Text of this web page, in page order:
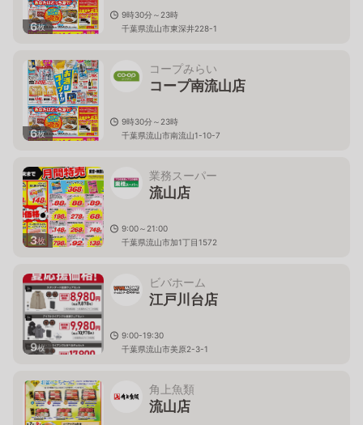
6枚
9時30分～23時
千葉県流山市東深井228-1
6枚
コープみらい
コープ南流山店
9時30分～23時
千葉県流山市南流山1-10-7
3枚
業務スーパー
流山店
9:00～21:00
千葉県流山市加1丁目1572
9枚
ビバホーム
江戸川台店
9:00-19:30
千葉県流山市美原2-3-1
角上魚類
流山店